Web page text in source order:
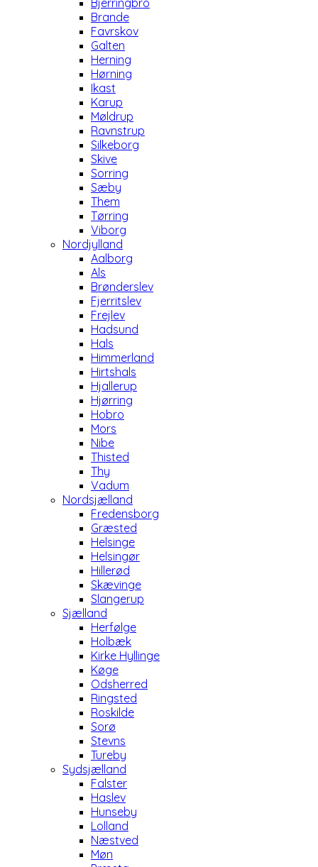
Bjerringbro
Brande
Favrskov
Galten
Herning
Hørning
Ikast
Karup
Møldrup
Ravnstrup
Silkeborg
Skive
Sorring
Sæby
Them
Tørring
Viborg
Nordjylland
Aalborg
Als
Brønderslev
Fjerritslev
Frejlev
Hadsund
Hals
Himmerland
Hirtshals
Hjallerup
Hjørring
Hobro
Mors
Nibe
Thisted
Thy
Vadum
Nordsjælland
Fredensborg
Græsted
Helsinge
Helsingør
Hillerød
Skævinge
Slangerup
Sjælland
Herfølge
Holbæk
Kirke Hyllinge
Køge
Odsherred
Ringsted
Roskilde
Sorø
Stevns
Tureby
Sydsjælland
Falster
Haslev
Hunseby
Lolland
Næstved
Møn